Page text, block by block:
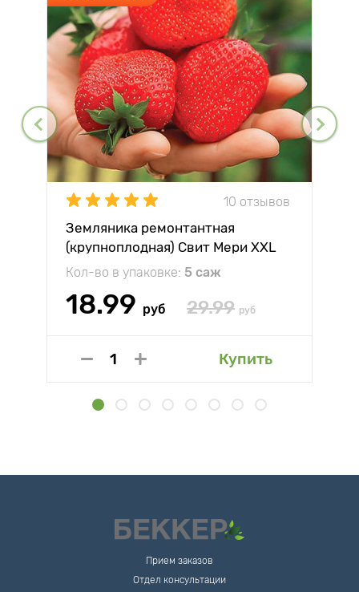
10 отзывов
Земляника ремонтантная
(крупноплодная) Свит Мери XXL
Кол-во в упаковке: 5 саж
18.99 руб 29.99 руб
Купить
Прием заказов
Отдел консультации